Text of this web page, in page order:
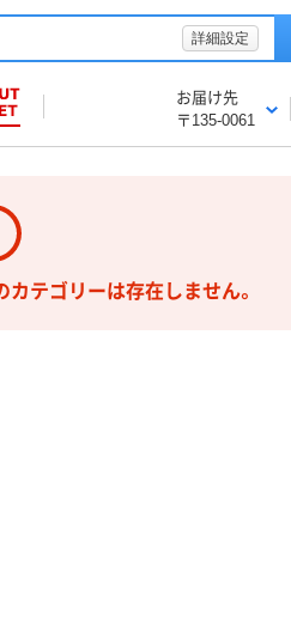
詳細設定
お届け先
〒135-0061
テゴリーは存在しません。